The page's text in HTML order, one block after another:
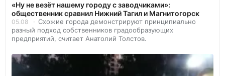
«Ну не везёт нашему городу с заводчиками»:
общественник сравнил Нижний Тагил и Магнитогорск
05.08
Схожие города демонстрируют принципиально
разный подход собственников градообразующих
предприятий, считает Анатолий Толстов.